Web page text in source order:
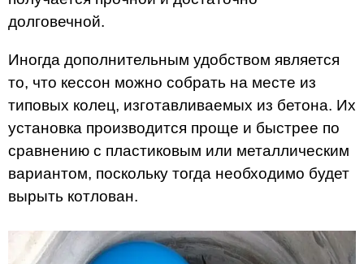
долговечной.
Иногда дополнительным удобством является
то, что кессон можно собрать на месте из
типовых колец, изготавливаемых из бетона. Их
установка производится проще и быстрее по
сравнению с пластиковым или металлическим
вариантом, поскольку тогда необходимо будет
вырыть котлован.